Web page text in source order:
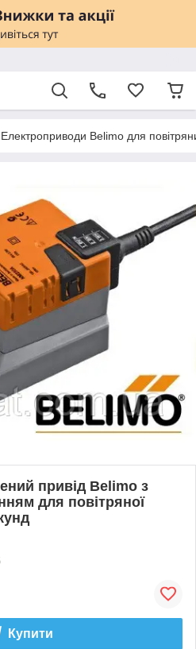
Електроприводи Belimo для
привід Belimo з
для повітряної
Купити